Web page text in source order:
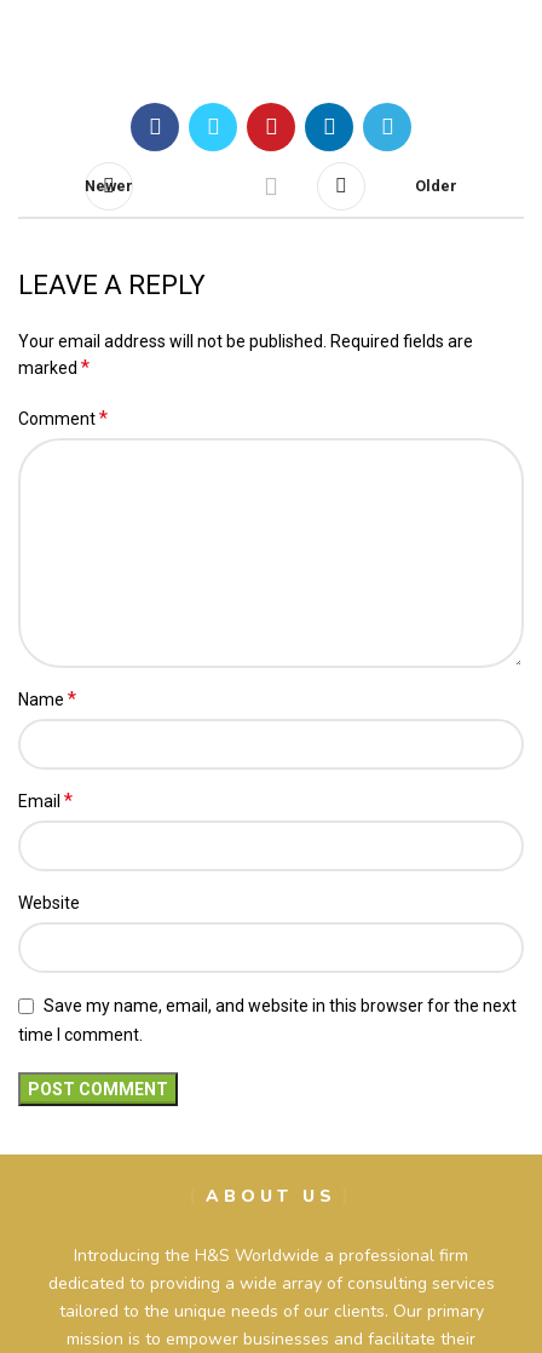
Newer Older
LEAVE A REPLY
Your email address will not be published.
Required fields are
marked *
Comment*
Name *
Email *
Website
Save my name, email, and website in this browser for the next
time I comment.
ABOUT US
Introducing the H&S Worldwide a professional firm
dedicated to providing a wide array of consulting services
tailored to the unique needs of our clients. Our primary
mission is to empower businesses and facilitate their